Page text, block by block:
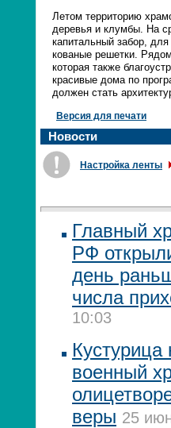
Летом территорию
деревья и клумбы. На
капитальный забор,
кованые решетки.
которая также
красивые дома по
должен стать
Версия для печати
Новости
Настройка ленты
Главный
РФ
день
числа
10:03
Кустурица
военный
веры 25